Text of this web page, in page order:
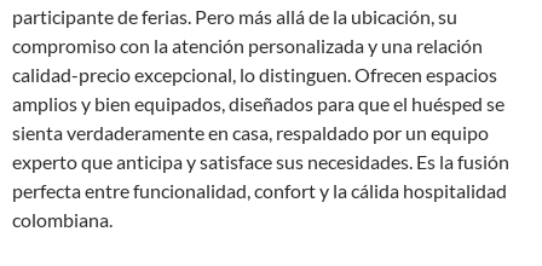
participante de ferias. Pero más allá de la ubicación, su
compromiso con la atención personalizada y una relación
calidad-precio excepcional, lo distinguen. Ofrecen espacios
amplios y bien equipados, diseñados para que el huésped se
sienta verdaderamente en casa, respaldado por un equipo
experto que anticipa y satisface sus necesidades. Es la fusión
perfecta entre funcionalidad, confort y la cálida hospitalidad
colombiana.